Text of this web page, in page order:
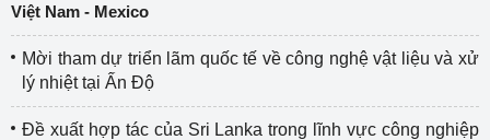
Việt Nam - Mexico
Mời tham dự triển lãm quốc tế về công nghệ vật liệu và xử
lý nhiệt tại Ấn Độ
Đề xuất hợp tác của Sri Lanka trong lĩnh vực công nghiệp